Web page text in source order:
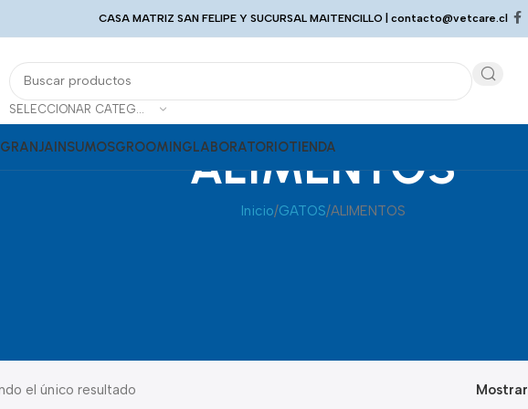
CASA MATRIZ SAN FELIPE Y SUCURSAL MAITENCILLO | contacto@vetcare.cl
INSUMOSGROOMINGLABORATORIOTIENDA
ALIMENTOS
Inicio GATOS ALIMENTOS
el único resultado Mostrar